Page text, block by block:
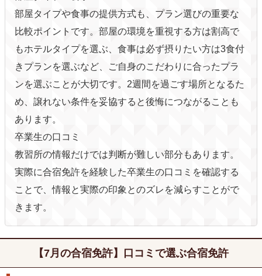
部屋タイプや食事の提供方式も、プラン選びの重要な
比較ポイントです。部屋の環境を重視する方は割高で
もホテルタイプを選ぶ、食事は必ず摂りたい方は3食付
きプランを選ぶなど、ご自身のこだわりに合ったプラ
ンを選ぶことが大切です。2週間を過ごす場所となるた
め、譲れない条件を妥協すると後悔につながることも
あります。
卒業生の口コミ
教習所の情報だけでは判断が難しい部分もあります。
実際に合宿免許を経験した卒業生の口コミを確認する
ことで、情報と実際の印象とのズレを減らすことがで
きます。
【7月の合宿免許】口コミで選ぶ合宿免許